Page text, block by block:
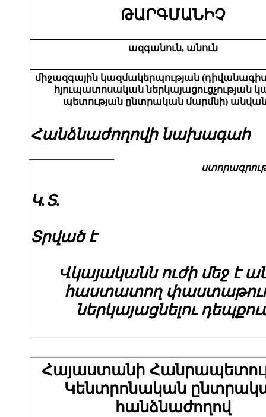
ԹԱՐԳՄԱՆԻՉ
ազգանուն, անուն
միջազգային կազմակերպության
հյուպատոսական ներկայացուցչության
պետության ընտրական մարմնի)
Հանձնաժողովի նախագահ
Կ.Տ.
Տրված է
Վկայականն ուժի մեջ է
հաստատող
ներկայացնելու
Հայաստանի
Կենտրոնական
հանձնաժողով